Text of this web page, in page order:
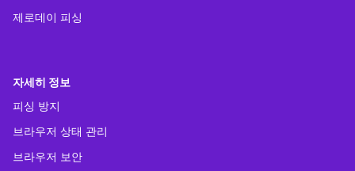
제로데이 피싱
자세히 정보
피싱 방지
브라우저 상태 관리
브라우저 보안